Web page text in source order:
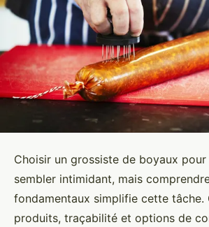
Choisir un grossiste de boyaux
sembler intimidant, mais
fondamentaux simplifie cette tâche.
produits, traçabilité et options de